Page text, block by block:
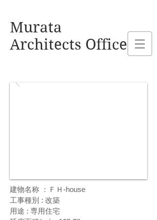
Murata
Architects Office
建物名称 ： ＦＨ-house
工事種別 : 改築
用途 : 専用住宅